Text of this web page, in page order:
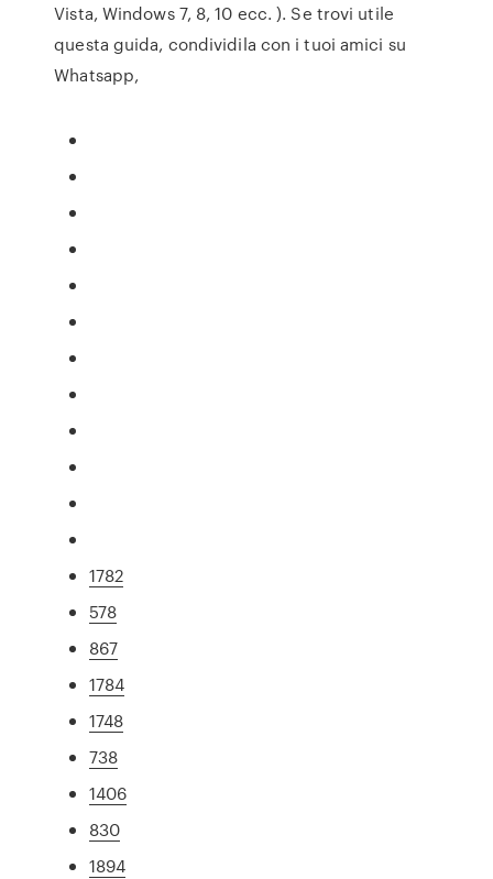
Vista, Windows 7, 8, 10 ecc. ). Se trovi utile
questa guida, condividila con i tuoi amici su
Whatsapp,
1782
578
867
1784
1748
738
1406
830
1894